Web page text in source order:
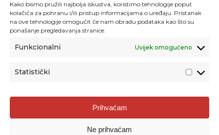
Kako bismo pružili najbolja iskustva, koristimo tehnologije poput
kolačića za pohranu i/ili pristup informacijama o uređaju. Pristanak
na ove tehnologije omogućit će nam obradu podataka kao što su
ponašanje pregledavanja stranice.
Funkcionalni Uvijek omogućeno
Statistički
Prihvaćam
Ne prihvaćam
Agencija za odgoj i obrazovanje
Donje Svetice 38, 10000 Zagreb
1778129